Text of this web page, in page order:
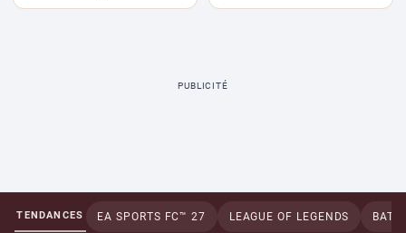
PUBLICITÉ
TENDANCES EA SPORTS FC™ 27 LEAGUE OF LEGENDS